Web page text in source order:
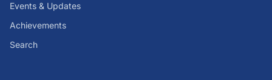
Events & Updates
Achievements
Search